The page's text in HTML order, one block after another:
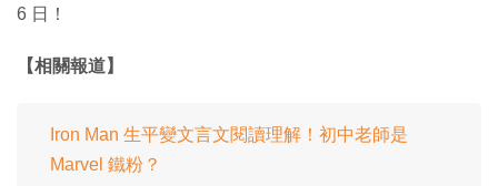
6 日！
【相關報道】
Iron Man 生平變文言文閱讀理解！初中老師是
Marvel 鐵粉？